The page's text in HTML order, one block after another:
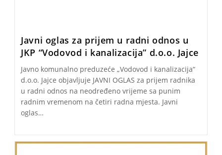
Javni oglas za prijem u radni odnos u
JKP “Vodovod i kanalizacija” d.o.o. Jajce
Javno komunalno preduzeće „Vodovod i kanalizacija“
d.o.o. Jajce objavljuje JAVNI OGLAS za prijem radnika
u radni odnos na neodređeno vrijeme sa punim
radnim vremenom na četiri radna mjesta. Javni
oglas…